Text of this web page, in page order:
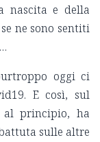
nascita e della
ne sono sentiti
oggi ci
E così, sul
al principio, ha
sulle altre